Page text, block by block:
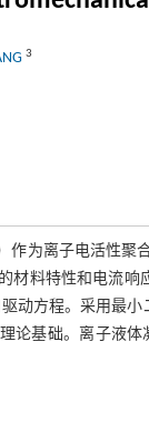
3
作为离子电活性
材料特性和电流
动方程。采用最
论基础。离子液